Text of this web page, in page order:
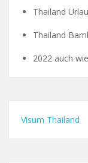
Thailand
Thailand
2022 auch
Visum Thailand